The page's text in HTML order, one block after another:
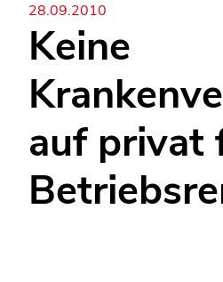
28.09.2010
Keine
auf